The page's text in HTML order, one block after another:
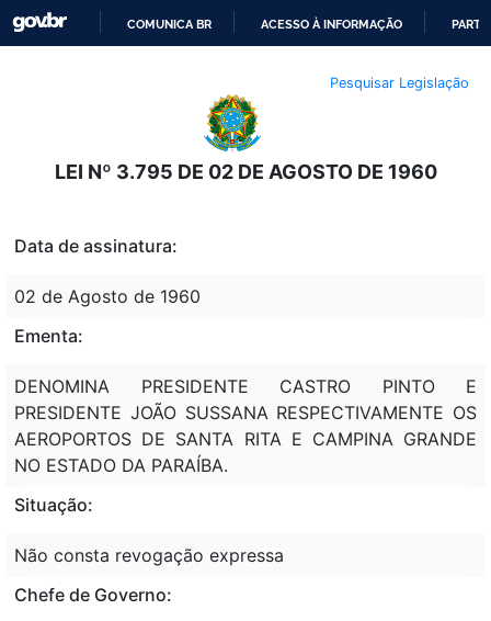
O
CONTEÚDO
COMUNICA BR ACESSO À INFORMAÇÃO
Pesquisar Legislação
LEI Nº 3.795 DE 02 DE AGOSTO DE 1960
Data de assinatura:
02 de Agosto de 1960
Ementa:
DENOMINA PRESIDENTE CASTRO PINTO E
PRESIDENTE JOÃO SUSSANA RESPECTIVAMENTE OS
AEROPORTOS DE SANTA RITA E CAMPINA GRANDE
NO ESTADO DA PARAÍBA.
Situação:
Não consta revogação expressa
Chefe de Governo: